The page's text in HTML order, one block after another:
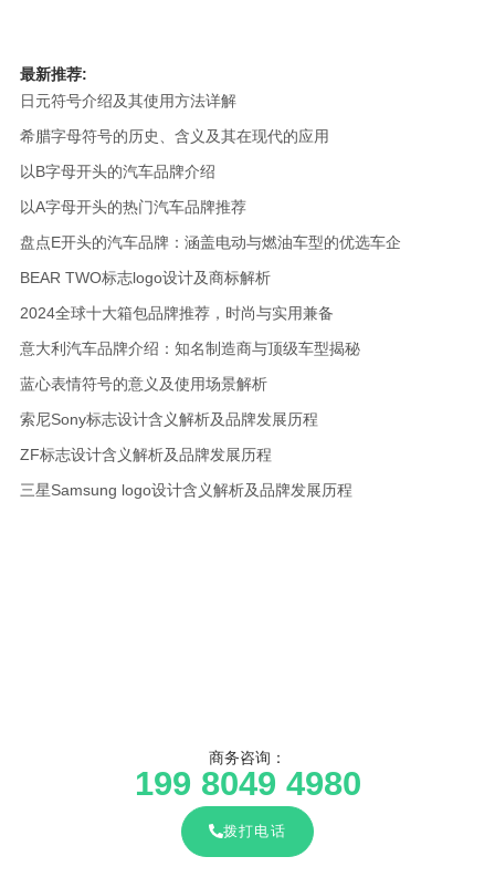
最新推荐:
日元符号介绍及其使用方法详解
希腊字母符号的历史、含义及其在现代的应用
以B字母开头的汽车品牌介绍
以A字母开头的热门汽车品牌推荐
盘点E开头的汽车品牌：涵盖电动与燃油车型的优选车企
BEAR TWO标志logo设计及商标解析
2024全球十大箱包品牌推荐，时尚与实用兼备
意大利汽车品牌介绍：知名制造商与顶级车型揭秘
蓝心表情符号的意义及使用场景解析
索尼Sony标志设计含义解析及品牌发展历程
ZF标志设计含义解析及品牌发展历程
三星Samsung logo设计含义解析及品牌发展历程
商务咨询：
199 8049 4980
拨打电话